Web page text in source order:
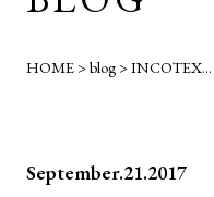
HOME>blog>INCOTEX…
September.21.2017